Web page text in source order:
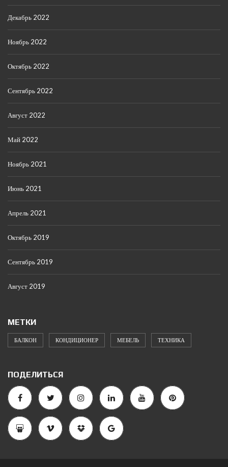
Декабрь 2022
Ноябрь 2022
Октябрь 2022
Сентябрь 2022
Август 2022
Май 2022
Ноябрь 2021
Июнь 2021
Апрель 2021
Октябрь 2019
Сентябрь 2019
Август 2019
МЕТКИ
БАЛКОН КОНДИЦИОНЕР МЕБЕЛЬ ТЕХНИКА
ПОДЕЛИТЬСЯ